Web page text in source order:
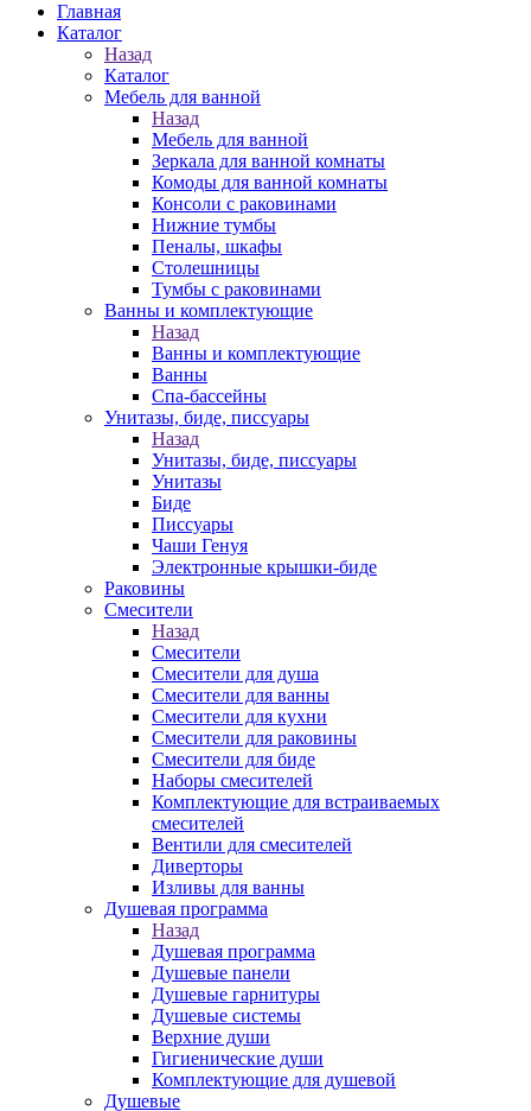
Главная
Каталог
Назад
Каталог
Мебель для ванной
Назад
Мебель для ванной
Зеркала для ванной комнаты
Комоды для ванной комнаты
Консоли с раковинами
Нижние тумбы
Пеналы, шкафы
Столешницы
Тумбы с раковинами
Ванны и комплектующие
Назад
Ванны и комплектующие
Ванны
Спа-бассейны
Унитазы, биде, писсуары
Назад
Унитазы, биде, писсуары
Унитазы
Биде
Писсуары
Чаши Генуя
Электронные крышки-биде
Раковины
Смесители
Назад
Смесители
Смесители для душа
Смесители для ванны
Смесители для кухни
Смесители для раковины
Смесители для биде
Наборы смесителей
Комплектующие для встраиваемых
смесителей
Вентили для смесителей
Диверторы
Изливы для ванны
Душевая программа
Назад
Душевая программа
Душевые панели
Душевые гарнитуры
Душевые системы
Верхние души
Гигиенические души
Комплектующие для душевой
Душевые